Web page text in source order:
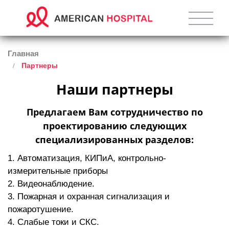
Главная
Партнеры
Наши партнеры
Предлагаем Вам сотрудничество по
проектированию следующих
специализированных разделов:
Автоматизация, КИПиА, контрольно-
измерительные приборы
Видеонаблюдение.
Пожарная и охранная сигнализация и
пожаротушение.
Слабые токи и СКС.